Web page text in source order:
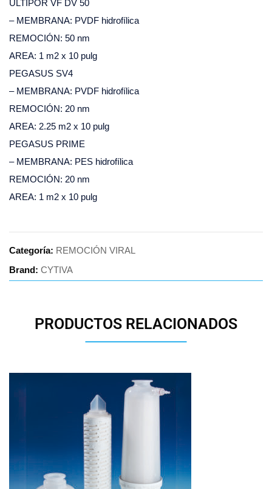
ULTIPOR VF DV 50
– MEMBRANA: PVDF hidrofílica
REMOCIÓN: 50 nm
AREA: 1 m2 x 10 pulg
PEGASUS SV4
– MEMBRANA: PVDF hidrofílica
REMOCIÓN: 20 nm
AREA: 2.25 m2 x 10 pulg
PEGASUS PRIME
– MEMBRANA: PES hidrofílica
REMOCIÓN: 20 nm
AREA: 1 m2 x 10 pulg
Categoría: REMOCIÓN VIRAL
Brand: CYTIVA
PRODUCTOS RELACIONADOS